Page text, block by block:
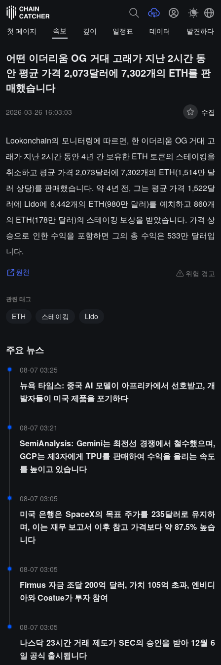
첫 페이지 속보 깊이 일정표 데이터 발견하다
어떤 이더리움 OG 거대 고래가 지난 2시간 동
안 평균 가격 2,073달러에 7,302개의 ETH를 판
매했습니다
2026-03-26 16:03:03 수집
Lookonchain의 모니터링에 따르면, 한 이더리움 OG 거대 고
래가 지난 2시간 동안 4년 간 보유한 ETH 토큰의 스테이킹을
취소하고 평균 가격 2,073달러에 7,302개의 ETH(1,514만 달
러 상당)를 판매했습니다. 약 4년 전, 그는 평균 가격 1,522달
러에 Lido에 6,442개의 ETH(980만 달러)를 예치하고 860개
의 ETH(178만 달러)의 스테이킹 보상을 받았습니다. 가격 상
승으로 인한 수익을 포함하면 그의 총 수익은 533만 달러입
니다.
원천 위험 경고
관련 태그
ETH 스테이킹 Lido
주요 뉴스
08-07 03:25
뉴욕 타임스: 중국 AI 모델이 아프리카에서 선호받고, 개
발자들이 미국 제품을 포기하다
08-07 03:21
SemiAnalysis: Gemini는 최전선 경쟁에서 철수했으며,
GCP는 제3자에게 TPU를 판매하여 수익을 올리는 속도
를 높이고 있습니다
08-07 03:05
미국 은행은 SpaceX의 목표 주가를 235달러로 유지하
며, 이는 재무 보고서 이후 참고 가격보다 약 87.5% 높습
니다
08-07 03:05
Firmus 자금 조달 200억 달러, 가치 105억 초과, 엔비디
아와 Coatue가 투자 참여
08-07 03:05
나스닥 23시간 거래 제도가 SEC의 승인을 받아 12월 6
일 공식 출시됩니다